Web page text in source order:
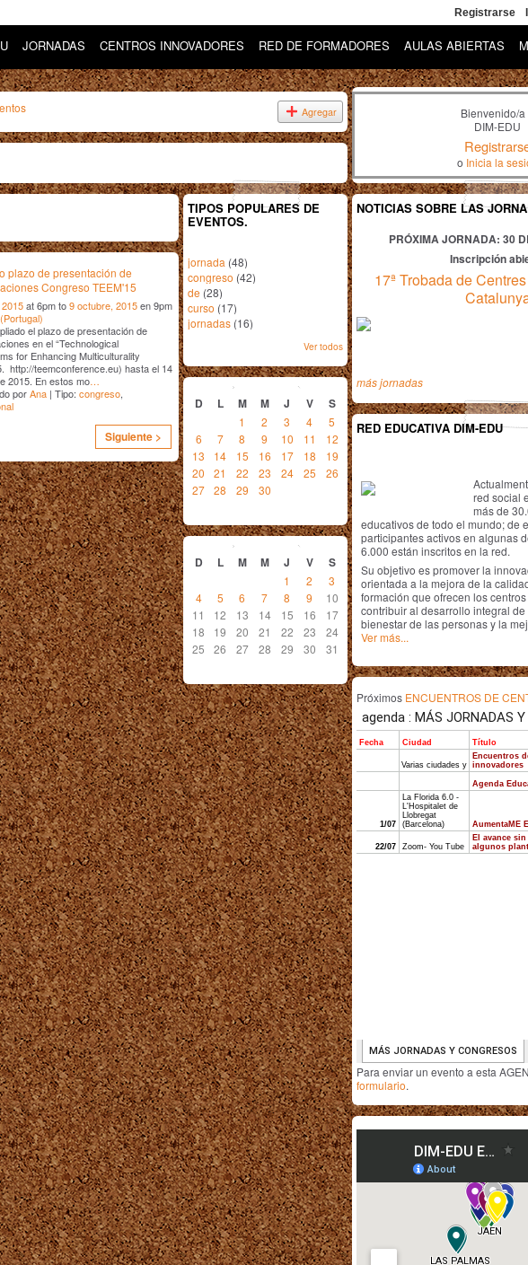
Registrarse
JORNADAS CENTROS INNOVADORES RED DE FORMADORES AULAS ABIERTAS
Agregar
plazo de presentación de
Congreso TEEM'15
at 6pm to9 octubre, 2015en 9pm
el plazo de presentación de
en el “Technological
for Enhancing Multiculturality
http://teemconference.eu) hasta el 14
2015. En estos mo …
porAna | Tipo: congreso,
Siguiente >
TIPOS POPULARES DE
EVENTOS.
jornada (48)
congreso (42)
de (28)
curso (17)
jornadas (16)
Ver todos
septiembre 2015
D L M M J V S
1 2 3 4
5
6
7 8 9 10 11
12
13
14 15 16 17 18
19
20
21 22 23 24 25
26
27 28 29 30
octubre 2015
D L M M J V S
1 2
3
4
5 6 7 8 9
10
11
12 13 14 15 16
17
18
19 20 21 22 23
24
25
26 27 28 29 30 31
Bienvenido/a
DIM-EDU
o Inicia la
NOTICIAS SOBRE LAS
PRÓXIMA JORNADA: 30
Inscripción
17ª Trobada de
más jornadas
RED EDUCATIVA DIM-EDU
red social
más de
educativos de todo el mundo; de
participantes activos en algunas
6.000 están inscritos en la red.
Su objetivo es promover la
orientada a la mejora de la
formación que ofrecen los
contribuir al desarrollo integral
bienestar de las personas y la
Ver más...
Próximos ENCUENTROS DE
Para enviar un evento a esta
formulario.